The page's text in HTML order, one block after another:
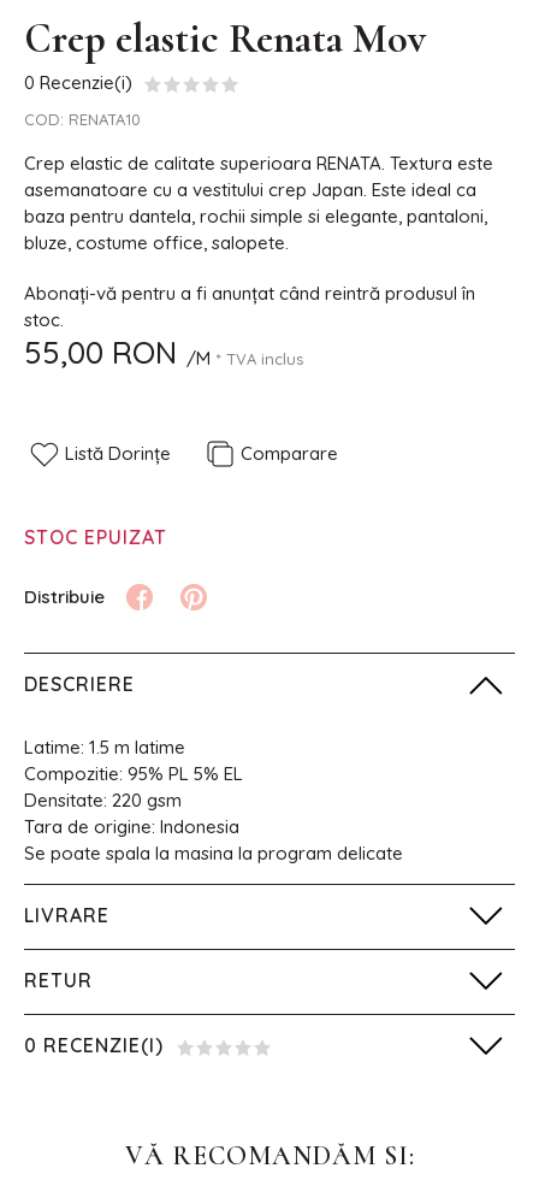
Crep elastic Renata Mov
0 Recenzie(i)
COD: RENATA10
Crep elastic de calitate superioara RENATA. Textura este
asemanatoare cu a vestitului crep Japan. Este ideal ca
baza pentru dantela, rochii simple si elegante, pantaloni,
bluze, costume office, salopete.
Abonați-vă pentru a fi anunțat când reintră produsul în
stoc.
55,00 RON /M * TVA inclus
Listă Dorințe Comparare
STOC EPUIZAT
DESCRIERE
Latime: 1.5 m latime
Compozitie: 95% PL 5% EL
Densitate: 220 gsm
Tara de origine: Indonesia
Se poate spala la masina la program delicate
LIVRARE
RETUR
0 RECENZIE(I)
VĂ RECOMANDĂM SI: